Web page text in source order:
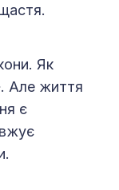
Як
Але життя
є